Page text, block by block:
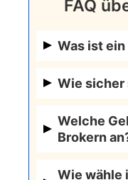
FAQ
Was ist
Ein Krypto
Verkauf
ermöglicht.
Wie sicher
Die
Viele
Welche
Brokern
Wie wähle